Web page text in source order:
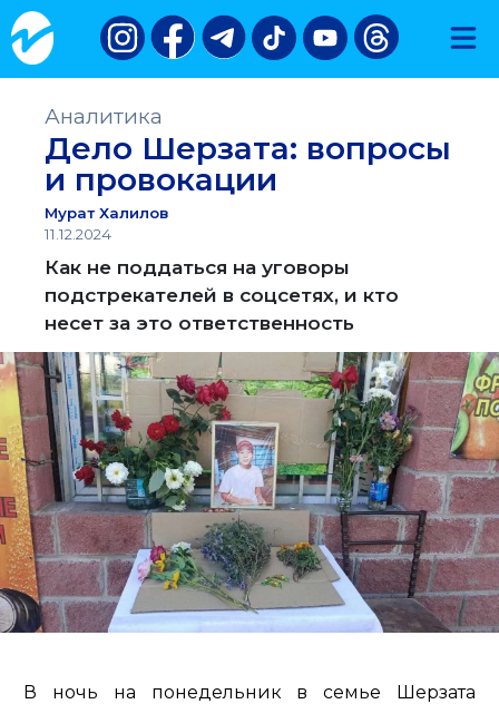
Аналитика
Дело Шерзата: вопросы
и провокации
Мурат Халилов
11.12.2024
Как не поддаться на уговоры
подстрекателей в соцсетях, и кто
несет за это ответственность
В ночь на понедельник в семье Шерзата